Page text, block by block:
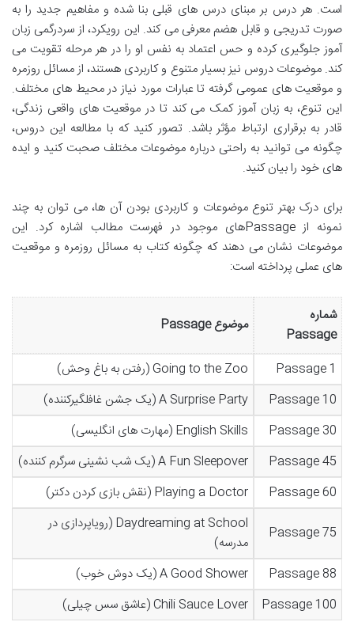
است. هر درس بر مبنای درس های قبلی بنا شده و مفاهیم جدید را به
صورت تدریجی و قابل هضم معرفی می کند. این رویکرد، از سردرگمی زبان
آموز جلوگیری کرده و حس اعتماد به نفس او را در هر مرحله تقویت می
کند. موضوعات دروس نیز بسیار متنوع و کاربردی هستند، از مسائل روزمره
و موقعیت های عمومی گرفته تا عبارات مورد نیاز در محیط های مختلف.
این تنوع، به زبان آموز کمک می کند تا در موقعیت های واقعی زندگی،
قادر به برقراری ارتباط مؤثر باشد. تصور کنید که با مطالعه این دروس،
چگونه می توانید به راحتی درباره موضوعات مختلف صحبت کنید و ایده
های خود را بیان کنید.
برای درک بهتر تنوع موضوعات و کاربردی بودن آن ها، می توان به چند
نمونه از Passageهای موجود در فهرست مطالب اشاره کرد. این
موضوعات نشان می دهند که چگونه کتاب به مسائل روزمره و موقعیت
های عملی پرداخته است:
شماره
Passage
موضوع Passage
Passage 1
Going to the Zoo (رفتن به باغ وحش)
Passage 10
A Surprise Party (یک جشن غافلگیرکننده)
Passage 30
English Skills (مهارت های انگلیسی)
Passage 45
A Fun Sleepover (یک شب نشینی سرگرم کننده)
Passage 60
Playing a Doctor (نقش بازی کردن دکتر)
Passage 75
Daydreaming at School (رویاپردازی در
مدرسه)
Passage 88
A Good Shower (یک دوش خوب)
Passage 100
Chili Sauce Lover (عاشق سس چیلی)